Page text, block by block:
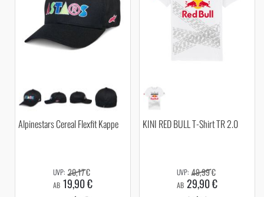
Alpinestars Cereal Flexfit Kappe
AB 19,90 €
20,17 €
KINI RED BULL T-Shirt TR 2.0
AB 29,90 €
49,99 €